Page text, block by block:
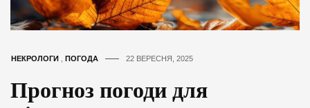
НЕКРОЛОГИ ПОГОДА 22 ВЕРЕСНЯ, 2025
Прогноз погоди для